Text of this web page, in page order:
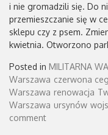
i nie gromadzili się. Do
przemieszczanie się w
sklepu czy z psem.
kwietnia. Otworzono
Posted in MILITARNA
Warszawa czerwona
Warszawa renowacja
Warszawa ursynów
comment